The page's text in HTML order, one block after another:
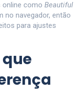
online como Beautiful
no navegador, então
para ajustes